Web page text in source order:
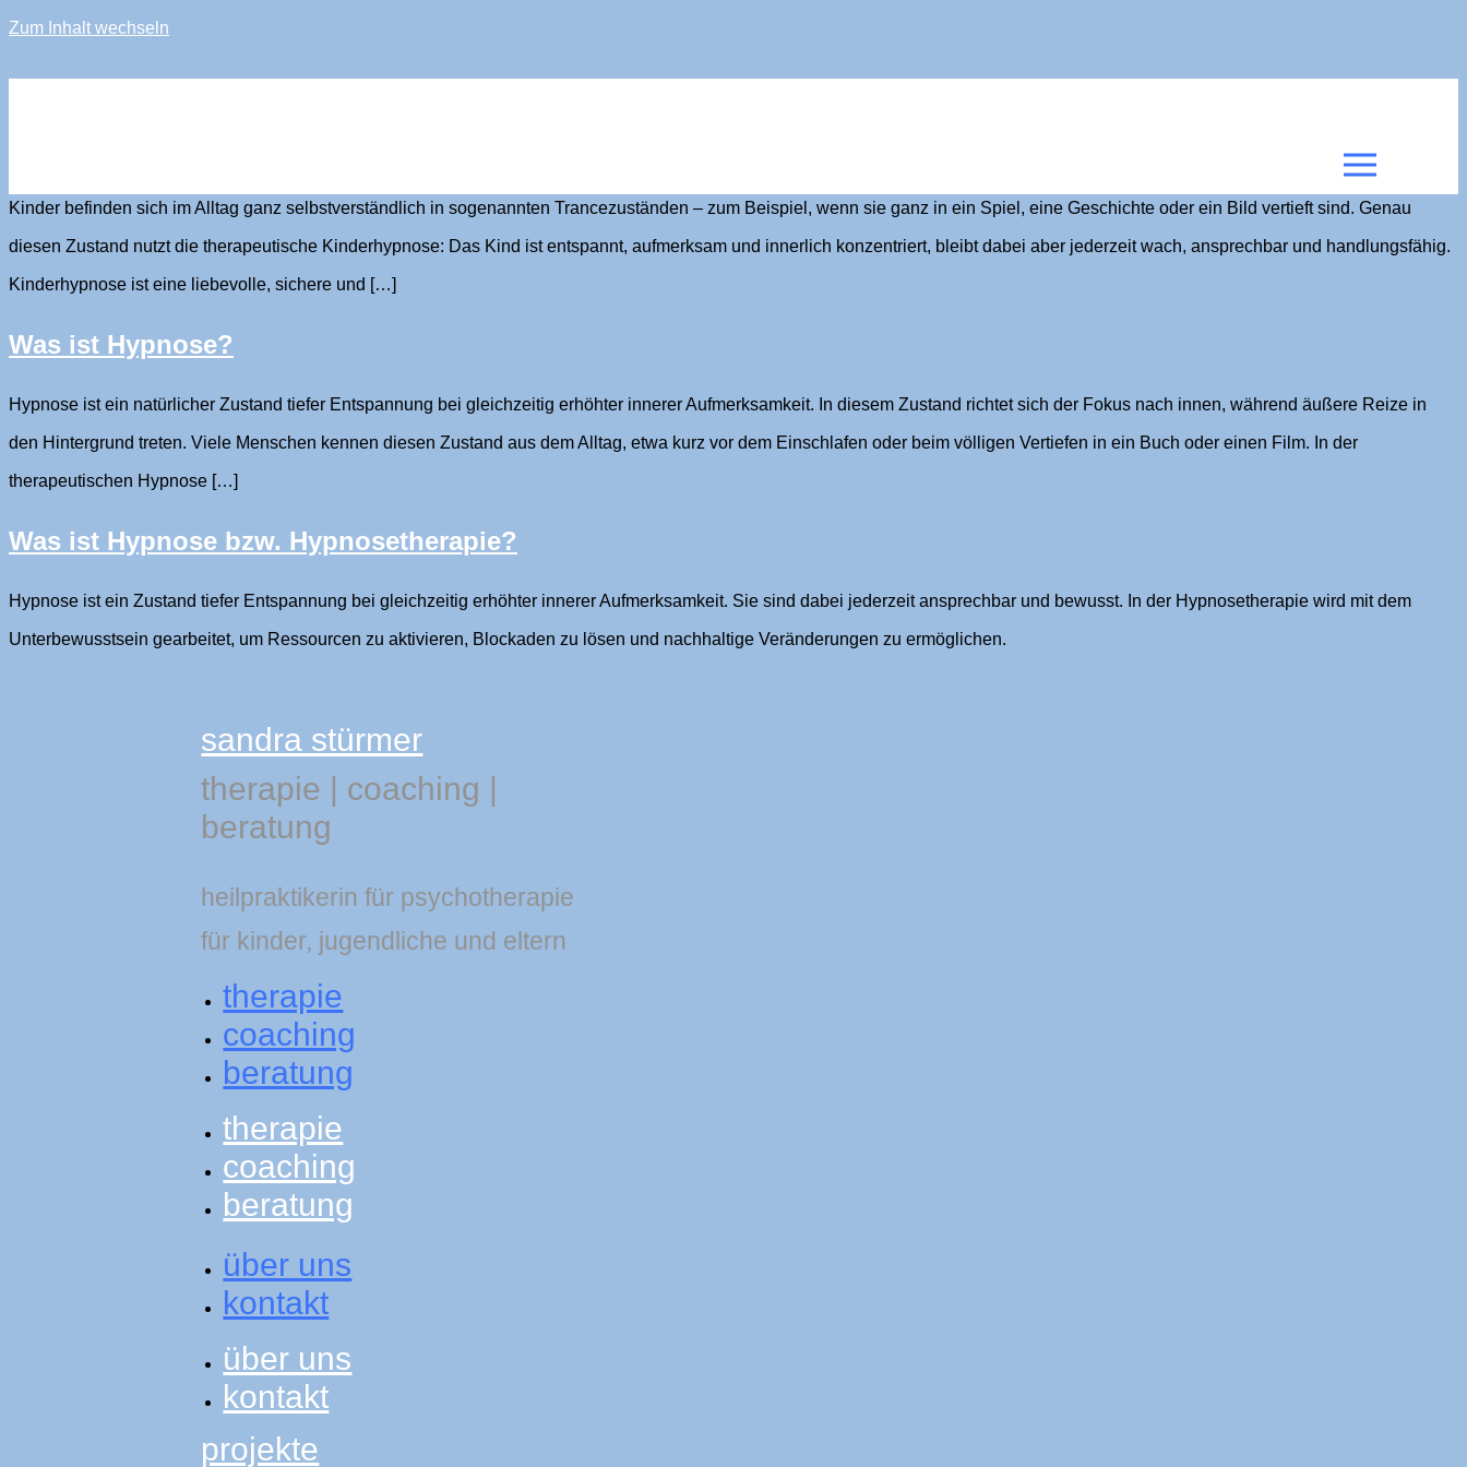
Zum Inhalt wechseln
Kinder befinden sich im Alltag ganz selbstverständlich in sogenannten Trancezuständen – zum Beispiel, wenn sie ganz in ein Spiel, eine Geschichte oder ein Bild vertieft sind. Genau
diesen Zustand nutzt die therapeutische Kinderhypnose: Das Kind ist entspannt, aufmerksam und innerlich konzentriert, bleibt dabei aber jederzeit wach, ansprechbar und handlungsfähig.
Kinderhypnose ist eine liebevolle, sichere und […]
Was ist Hypnose?
Hypnose ist ein natürlicher Zustand tiefer Entspannung bei gleichzeitig erhöhter innerer Aufmerksamkeit. In diesem Zustand richtet sich der Fokus nach innen, während äußere Reize in
den Hintergrund treten. Viele Menschen kennen diesen Zustand aus dem Alltag, etwa kurz vor dem Einschlafen oder beim völligen Vertiefen in ein Buch oder einen Film. In der
therapeutischen Hypnose […]
Was ist Hypnose bzw. Hypnosetherapie?
Hypnose ist ein Zustand tiefer Entspannung bei gleichzeitig erhöhter innerer Aufmerksamkeit. Sie sind dabei jederzeit ansprechbar und bewusst. In der Hypnosetherapie wird mit dem
Unterbewusstsein gearbeitet, um Ressourcen zu aktivieren, Blockaden zu lösen und nachhaltige Veränderungen zu ermöglichen.
sandra stürmer
therapie | coaching |
beratung
heilpraktikerin für psychotherapie
für kinder, jugendliche und eltern
therapie
coaching
beratung
therapie
coaching
beratung
über uns
kontakt
über uns
kontakt
projekte